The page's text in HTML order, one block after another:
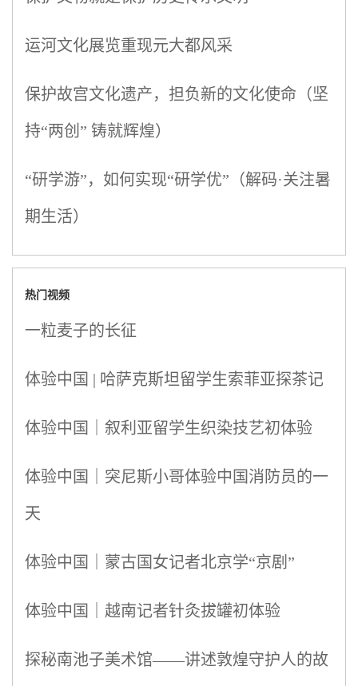
运河文化展览重现元大都风采
保护故宫文化遗产，担负新的文化使命（坚
持“两创” 铸就辉煌）
“研学游”，如何实现“研学优”（解码·关注暑
期生活）
热门视频
一粒麦子的长征
体验中国 | 哈萨克斯坦留学生索菲亚探茶记
体验中国｜叙利亚留学生织染技艺初体验
体验中国｜突尼斯小哥体验中国消防员的一
天
体验中国｜蒙古国女记者北京学“京剧”
体验中国｜越南记者针灸拔罐初体验
探秘南池子美术馆——讲述敦煌守护人的故